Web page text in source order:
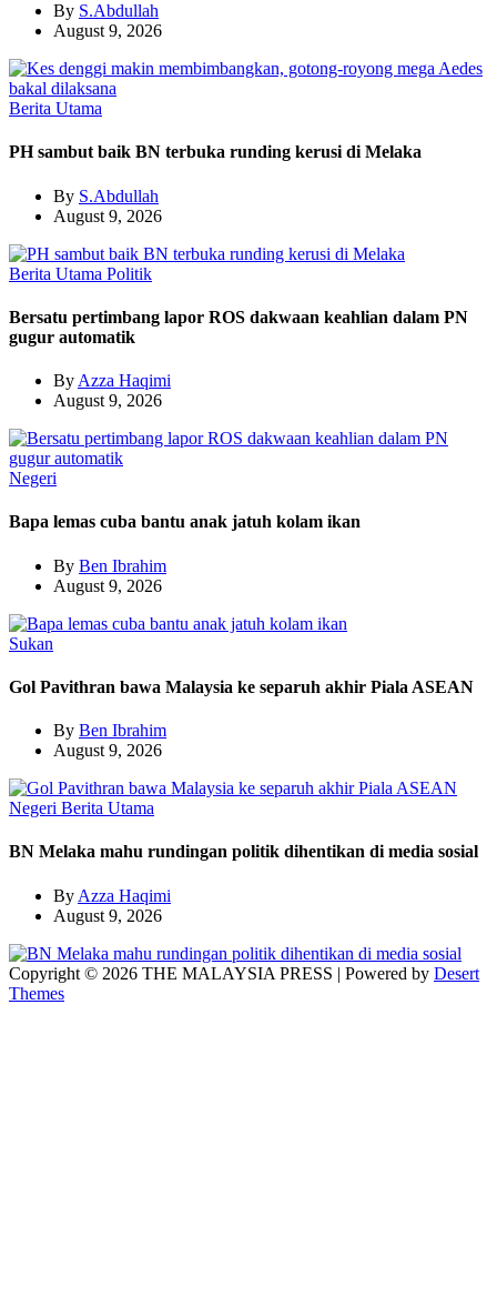
By S.Abdullah
August 9, 2026
Berita Utama
PH sambut baik BN terbuka runding kerusi di Melaka
By S.Abdullah
August 9, 2026
Berita Utama Politik
Bersatu pertimbang lapor ROS dakwaan keahlian dalam PN
gugur automatik
By Azza Haqimi
August 9, 2026
Negeri
Bapa lemas cuba bantu anak jatuh kolam ikan
By Ben Ibrahim
August 9, 2026
Sukan
Gol Pavithran bawa Malaysia ke separuh akhir Piala ASEAN
By Ben Ibrahim
August 9, 2026
Negeri Berita Utama
BN Melaka mahu rundingan politik dihentikan di media sosial
By Azza Haqimi
August 9, 2026
Copyright © 2026 THE MALAYSIA PRESS | Powered by Desert
Themes